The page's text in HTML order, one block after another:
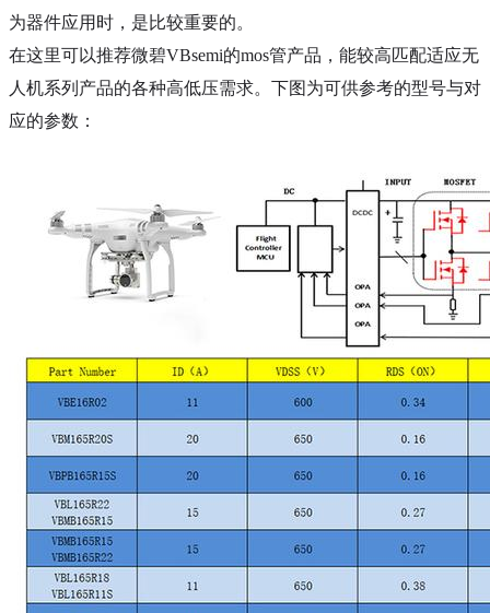
为器件应用时，是比较重要的。
在这里可以推荐微碧VBsemi的mos管产品，能较高匹配适应无
人机系列产品的各种高低压需求。下图为可供参考的型号与对
应的参数：